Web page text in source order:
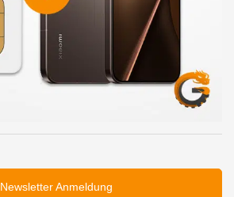
Newsletter Anmeldung